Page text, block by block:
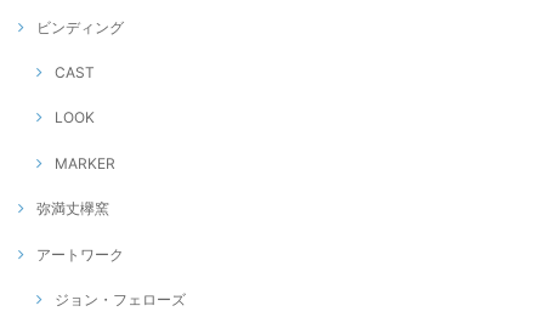
ビンディング
CAST
LOOK
MARKER
弥満丈欅窯
アートワーク
ジョン・フェローズ